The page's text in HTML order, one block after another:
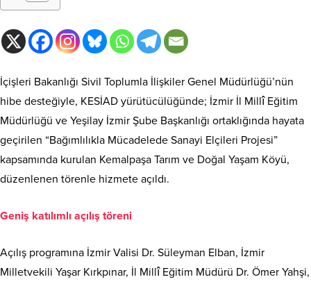
İçişleri Bakanlığı Sivil Toplumla İlişkiler Genel Müdürlüğü’nün
hibe desteğiyle, KESİAD yürütücülüğünde; İzmir İl Millî Eğitim
Müdürlüğü ve Yeşilay İzmir Şube Başkanlığı ortaklığında hayata
geçirilen “Bağımlılıkla Mücadelede Sanayi Elçileri Projesi”
kapsamında kurulan Kemalpaşa Tarım ve Doğal Yaşam Köyü,
düzenlenen törenle hizmete açıldı.
Geniş katılımlı açılış töreni
Açılış programına İzmir Valisi Dr. Süleyman Elban, İzmir
Milletvekili Yaşar Kırkpınar, İl Millî Eğitim Müdürü Dr. Ömer Yahşi,